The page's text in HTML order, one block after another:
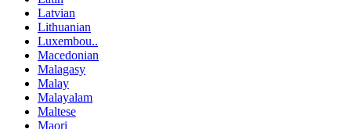
Latvian
Lithuanian
Luxembou..
Macedonian
Malagasy
Malay
Malayalam
Maltese
Maori